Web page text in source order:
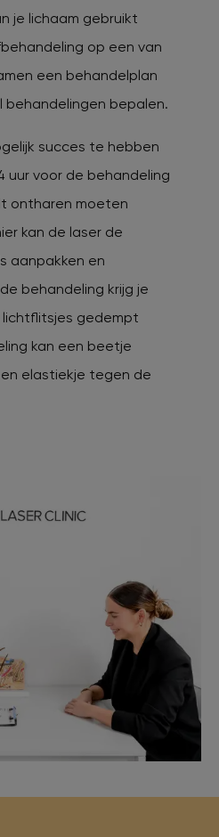
je lichaam gebruikt
op een van
een behandelplan
behandelingen bepalen.
succes te hebben
uur voor de behandeling
ontharen moeten
kan de laser de
aanpakken en
behandeling krijg je
gedempt
kan een beetje
elastiekje tegen de